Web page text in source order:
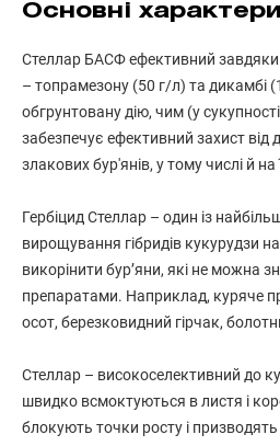
Основні
Стеллар БАСФ ефективний
– топрамезону (50 г/л) та дикамбі
обгрунтовану дію, чим (у
забезпечує ефективний захист від
злакових бур'янів, у тому числі й
Гербіцид Стеллар – один із
вирощування гібридів кукурудзи
викорінити бур’яни, які не можна
препаратами. Наприклад, куряче
осот, березковидний гірчак,
Стеллар – високоселективний до
швидко всмоктуються в листя і
блокують точки росту і призводять